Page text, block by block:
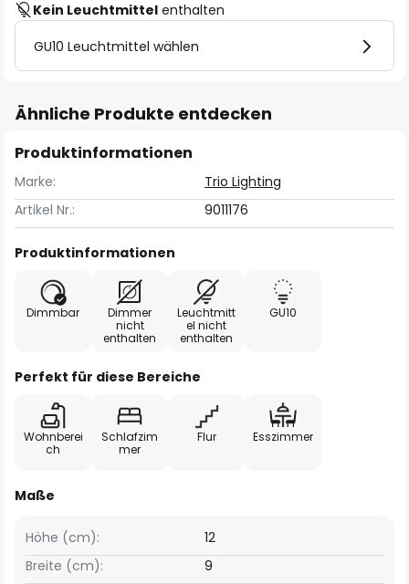
Kein Leuchtmittel enthalten
GU10 Leuchtmittel wählen
Ähnliche Produkte entdecken
Produktinformationen
Marke:
Trio Lighting
Artikel Nr.:
9011176
Produktinformationen
Dimmbar
Dimmer
nicht
enthalten
Leuchtmitt
el nicht
enthalten
GU10
Perfekt für diese Bereiche
Wohnberei
ch
Schlafzim
mer
Flur Esszimmer
Maße
Breite (cm): 9
Höhe (cm): 12